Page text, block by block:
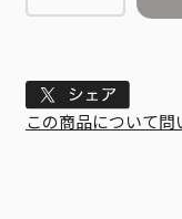
Tweet
この商品について問